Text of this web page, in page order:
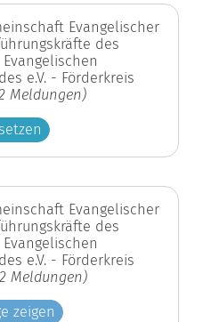
Evangelischer
des
e.V. - Förderkreis
Meldungen)
Evangelischer
des
e.V. - Förderkreis
Meldungen)
zeigen